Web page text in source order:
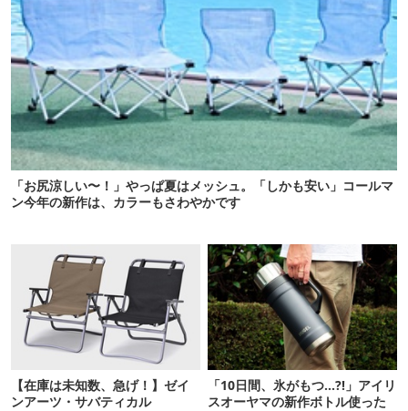
「お尻涼しい〜！」やっぱ夏はメッシュ。「しかも安い」コールマ
ン今年の新作は、カラーもさわやかです
【在庫は未知数、急げ！】ゼイ
ンアーツ・サバティカル
「10日間、氷がもつ…?!」アイリ
スオーヤマの新作ボトル使った